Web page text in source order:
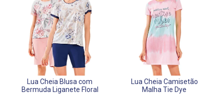
Lua Cheia Blusa com
Bermuda Liganete Floral
Lua Cheia Camisetão
Malha Tie Dye